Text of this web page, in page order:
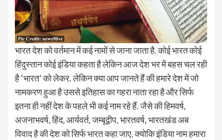
भारत देश को वर्तमान में कई नामों से जाना जाता है. कोई भारत कोई
हिंदुस्तान कोई इंडिया कहता है लेकिन आज देश भर में बहस चल रही
है ‘भारत’ को लेकर. लेकिन क्या आप जानते हैं की हमारे देश में जो
नामकरण हुआ है उससे इतिहास का गहरा नाता रहा है और सिर्फ
इतना ही नहीं देश के पहले भी कई नाम रहे हैं. जैसे की हिमवर्ष,
अजनाभवर्ष, हिंद, आर्यवर्त, जम्बूद्वीप, भारतवर्ष, भारतखंड अब
विवाद है की देश को सिर्फ भारत कहा जाए. क्योकि इंडिया नाम हमारा